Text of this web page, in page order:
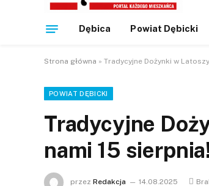
Dębica Powiat Dębicki
Strona główna » Tradycyjne Dożynki w
POWIAT DĘBICKI
Tradycyjne
nami 15
przez Redakcja 14.08.2025